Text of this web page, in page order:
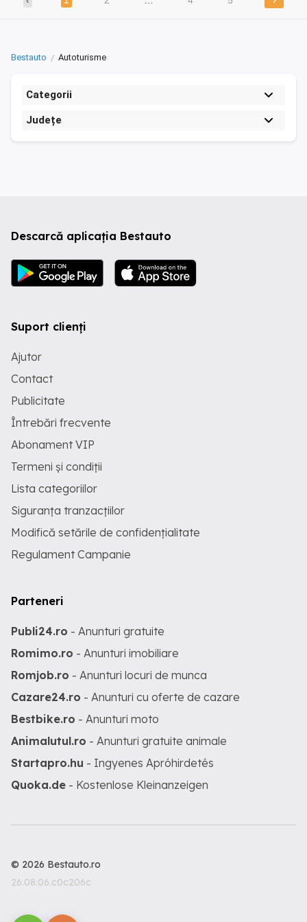
Bestauto Autoturisme
Categorii
Județe
Descarcă aplicația Bestauto
Suport clienți
Ajutor
Contact
Publicitate
Întrebări frecvente
Abonament VIP
Termeni și condiții
Lista categoriilor
Siguranța tranzacțiilor
Modifică setările de confidențialitate
Regulament Campanie
Parteneri
Publi24.ro - Anunturi gratuite
Romimo.ro - Anunturi imobiliare
Romjob.ro - Anunturi locuri de munca
Cazare24.ro - Anunturi cu oferte de cazare
Bestbike.ro - Anunturi moto
Animalutul.ro - Anunturi gratuite animale
Startapro.hu - Ingyenes Apróhirdetés
Quoka.de - Kostenlose Kleinanzeigen
© 2026 Bestauto.ro
26.08.06.c0c206c